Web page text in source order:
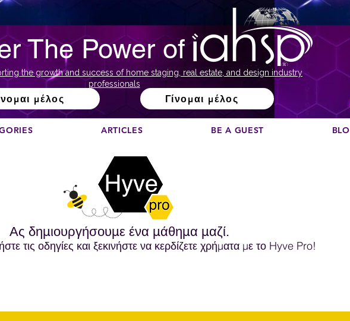
The Power of
the growth and success of home staging, real estate, and design industry
professionals
μέλος Γίνομαι μέλος
ARTICLES BE A GUEST
Ας δημιουργήσουμε ένα μάθημα μαζί.
τις οδηγίες και ξεκινήστε να κερδίζετε χρήματα με το Hyve Pro!